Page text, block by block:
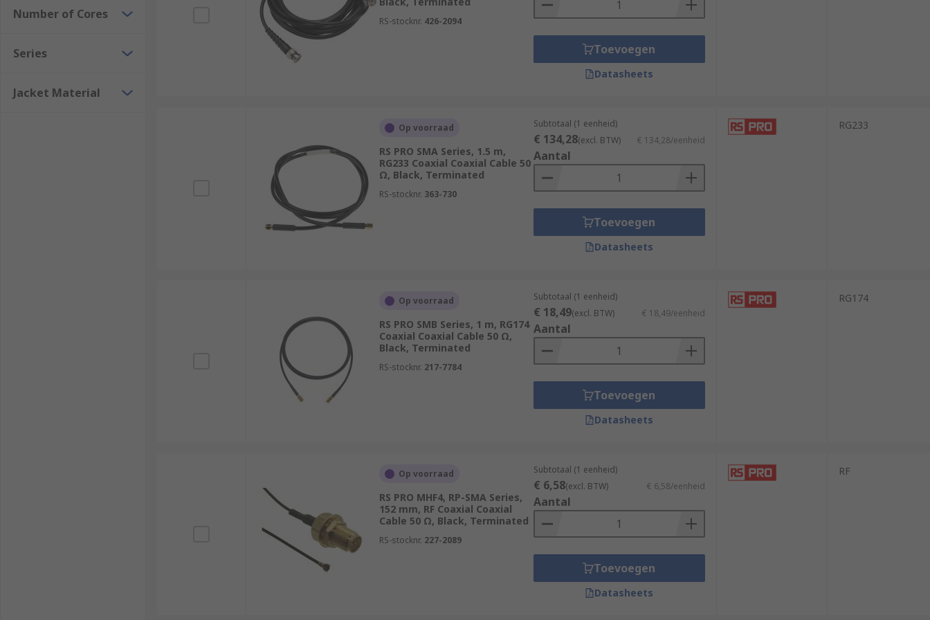
Number of Cores
Series
Jacket Material
RS-stocknr. 426-2094
Toevoegen
Datasheets
Op voorraad
RS PRO SMA Series, 1.5 m,
RG233 Coaxial Coaxial Cable 50
Ω, Black, Terminated
RS-stocknr. 363-730
Subtotaal (1 eenheid)
€ 134,28(excl. BTW) € 134,28/eenheid
Aantal
Toevoegen
Datasheets
RG233
Op voorraad
RS PRO SMB Series, 1 m, RG174
Coaxial Coaxial Cable 50 Ω,
Black, Terminated
RS-stocknr. 217-7784
Subtotaal (1 eenheid)
€ 18,49(excl. BTW) € 18,49/eenheid
Aantal
Toevoegen
Datasheets
RG174
Op voorraad
RS PRO MHF4, RP-SMA Series,
152 mm, RF Coaxial Coaxial
Cable 50 Ω, Black, Terminated
RS-stocknr. 227-2089
Subtotaal (1 eenheid)
€ 6,58(excl. BTW) € 6,58/eenheid
Aantal
Toevoegen
Datasheets
RF